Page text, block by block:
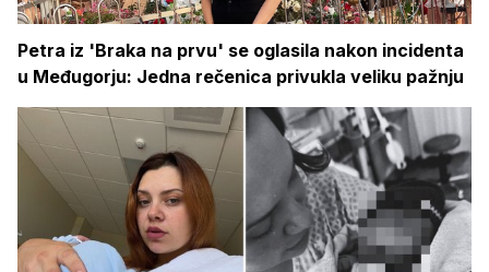
Petra iz 'Braka na prvu' se oglasila nakon incidenta
u Međugorju: Jedna rečenica privukla veliku pažnju